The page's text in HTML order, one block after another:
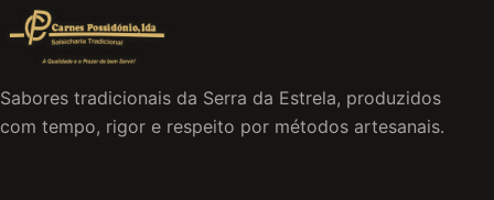
Sabores tradicionais da Serra da Estrela, produzidos
com tempo, rigor e respeito por métodos artesanais.